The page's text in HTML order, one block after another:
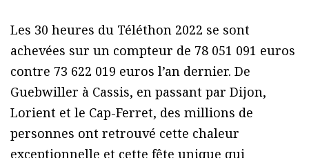
Les 30 heures du Téléthon 2022 se sont
achevées sur un compteur de 78 051 091 euros
contre 73 622 019 euros l’an dernier. De
Guebwiller à Cassis, en passant par Dijon,
Lorient et le Cap-Ferret, des millions de
personnes ont retrouvé cette chaleur
exceptionnelle et cette fête unique qui